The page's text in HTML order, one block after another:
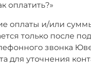
оплатить?»
оплаты и/или
только после
звонка
для уточнения